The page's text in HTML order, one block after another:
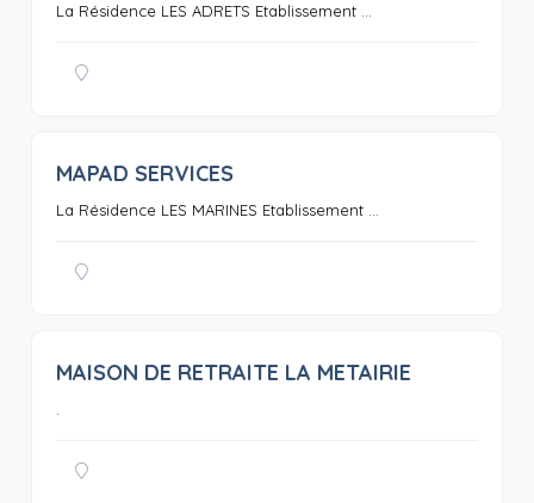
La Résidence LES ADRETS Etablissement ...
MAPAD SERVICES
La Résidence LES MARINES Etablissement ...
MAISON DE RETRAITE LA METAIRIE